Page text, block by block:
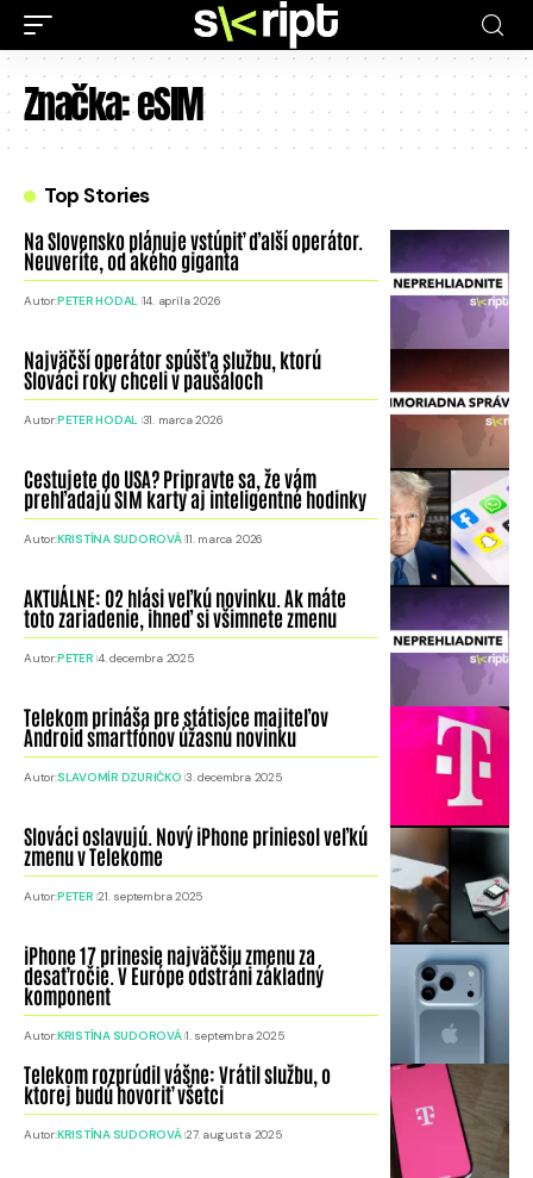
Značka:eSIM
Top Stories
Na Slovensko plánuje vstúpiť ďalší operátor.
Neuveríte, od akého giganta
Autor:PETER HODAL 14. apríla 2026
Najväčší operátor spúšťa službu, ktorú
Slováci roky chceli v paušáloch
Autor:PETER HODAL 31. marca 2026
Cestujete do USA? Pripravte sa, že vám
prehľadajú SIM karty aj inteligentné hodinky
Autor:KRISTÍNA SUDOROVÁ 11. marca 2026
AKTUÁLNE: O2 hlási veľkú novinku. Ak máte
toto zariadenie, ihneď si všimnete zmenu
Autor:PETER 4. decembra 2025
Telekom prináša pre státisíce majiteľov
Android smartfónov úžasnú novinku
Autor:SLAVOMÍR DZURIČKO 3. decembra 2025
Slováci oslavujú. Nový iPhone priniesol veľkú
zmenu v Telekome
Autor:PETER 21. septembra 2025
iPhone 17 prinesie najväčšiu zmenu za
desaťročie. V Európe odstráni základný
komponent
Autor:KRISTÍNA SUDOROVÁ 1. septembra 2025
Telekom rozprúdil vášne: Vrátil službu, o
ktorej budú hovoriť všetci
Autor:KRISTÍNA SUDOROVÁ 27. augusta 2025